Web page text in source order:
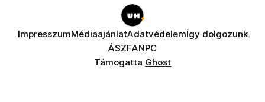
ImpresszumMédiaajánlatAdatvédelemÍgy dolgozunk
ÁSZFANPC
Támogatta Ghost